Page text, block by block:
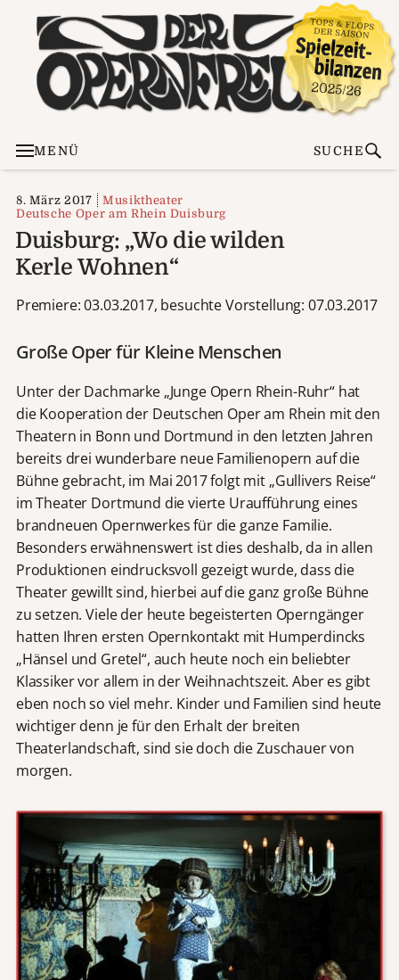
MENÜ SUCHE
8. März 2017
Musiktheater
Deutsche Oper am Rhein Duisburg
Duisburg: „Wo die wilden
Kerle Wohnen“
Premiere: 03.03.2017, besuchte Vorstellung: 07.03.2017
Große Oper für Kleine Menschen
Unter der Dachmarke „Junge Opern Rhein-Ruhr“ hat
die Kooperation der Deutschen Oper am Rhein mit den
Theatern in Bonn und Dortmund in den letzten Jahren
bereits drei wunderbare neue Familienopern auf die
Bühne gebracht, im Mai 2017 folgt mit „Gullivers Reise“
im Theater Dortmund die vierte Uraufführung eines
brandneuen Opernwerkes für die ganze Familie.
Besonders erwähnenswert ist dies deshalb, da in allen
Produktionen eindrucksvoll gezeigt wurde, dass die
Theater gewillt sind, hierbei auf die ganz große Bühne
zu setzen. Viele der heute begeisterten Operngänger
hatten Ihren ersten Opernkontakt mit Humperdincks
„Hänsel und Gretel“, auch heute noch ein beliebter
Klassiker vor allem in der Weihnachtszeit. Aber es gibt
eben noch so viel mehr. Kinder und Familien sind heute
wichtiger denn je für den Erhalt der breiten
Theaterlandschaft, sind sie doch die Zuschauer von
morgen.